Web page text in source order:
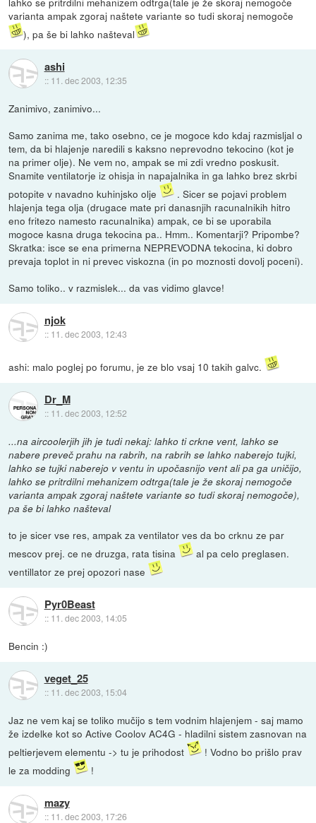
varianta ampak zgoraj naštete variante so tudi skoraj nemogoče
), pa še bi lahko našteval
ashi
:: 11. dec 2003, 12:35
Zanimivo, zanimivo...
Samo zanima me, tako osebno, ce je mogoce kdo kdaj razmisljal o
tem, da bi hlajenje naredili s kaksno neprevodno tekocino (kot je
na primer olje). Ne vem no, ampak se mi zdi vredno poskusit.
Snamite ventilatorje iz ohisja in napajalnika in ga lahko brez skrbi
potopite v navadno kuhinjsko olje
. Sicer se pojavi problem
hlajenja tega olja (drugace mate pri danasnjih racunalnikih hitro
eno fritezo namesto racunalnika) ampak, ce bi se uporabila
mogoce kasna druga tekocina pa.. Hmm.. Komentarji? Pripombe?
Skratka: isce se ena primerna NEPREVODNA tekocina, ki dobro
prevaja toplot in ni prevec viskozna (in po moznosti dovolj poceni).
Samo toliko.. v razmislek... da vas vidimo glavce!
njok
:: 11. dec 2003, 12:43
ashi: malo poglej po forumu, je ze blo vsaj 10 takih galvc.
Dr_M
:: 11. dec 2003, 12:52
...na aircoolerjih jih je tudi nekaj: lahko ti crkne vent, lahko se
nabere preveč prahu na rabrih, na rabrih se lahko naberejo tujki,
lahko se tujki naberejo v ventu in upočasnijo vent ali pa ga uničijo,
lahko se pritrdilni mehanizem odtrga(tale je že skoraj nemogoče
varianta ampak zgoraj naštete variante so tudi skoraj nemogoče),
pa še bi lahko našteval
to je sicer vse res, ampak za ventilator ves da bo crknu ze par
mescov prej. ce ne druzga, rata tisina
al pa celo preglasen.
ventillator ze prej opozori nase
Pyr0Beast
:: 11. dec 2003, 14:05
Bencin :)
veget_25
:: 11. dec 2003, 15:04
Jaz ne vem kaj se toliko mučijo s tem vodnim hlajenjem - saj mamo
že izdelke kot so Active Coolov AC4G - hladilni sistem zasnovan na
peltierjevem elementu -> tu je prihodost
! Vodno bo prišlo prav
le za modding
!
mazy
:: 11. dec 2003, 17:26